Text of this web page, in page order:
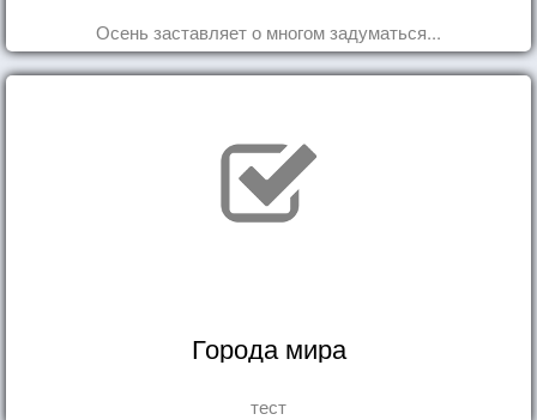
Осень заставляет о многом задуматься...
Города мира
тест